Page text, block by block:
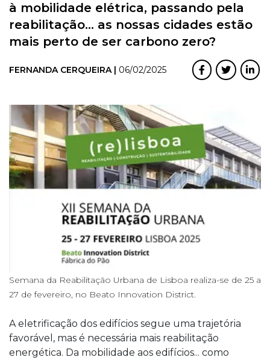
à mobilidade elétrica, passando pela
reabilitação... as nossas cidades estão
mais perto de ser carbono zero?
FERNANDA CERQUEIRA | 06/02/2025
Semana da Reabilitação Urbana de Lisboa realiza-se de 25 a
27 de fevereiro, no Beato Innovation District.
A eletrificação dos edifícios segue uma trajetória
favorável, mas é necessária mais reabilitação
energética. Da mobilidade aos edifícios... como